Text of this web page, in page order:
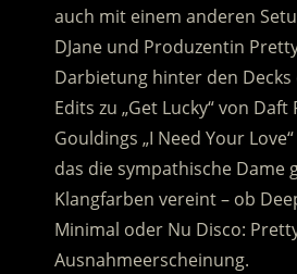
auch mit einem anderen
DJane und Produzentin
Darbietung hinter den Decks
Edits zu „Get Lucky“ von
Gouldings „I Need Your
das die sympathische Dame
Klangfarben vereint – ob
Minimal oder Nu Disco:
Ausnahmeerscheinung.